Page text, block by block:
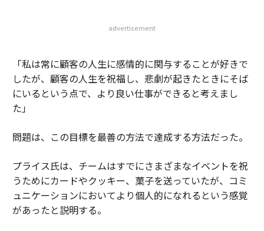
advertisement
「私は常に顧客の人生に感情的に関与することが好きで
したが、顧客の人生を祝福し、悲劇が起きたときにそば
にいるという点で、より良い仕事ができると考えまし
た」
問題は、この目標を最善の方法で達成する方法だった。
プライス氏は、チームはすでにさまざまなイベントを祝
うためにカードやクッキー、菓子を送っていたが、コミ
ュニケーションにおいてより個人的になれるという感覚
があったと説明する。